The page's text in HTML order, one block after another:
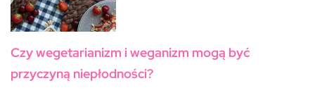
Czy wegetarianizm i weganizm mogą być
przyczyną niepłodności?